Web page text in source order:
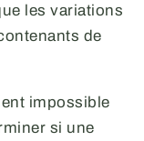
les variations
de
impossible
si une